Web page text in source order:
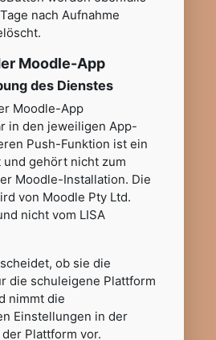
nach Aufnahme
Moodle-App
des Dienstes
Moodle-App
in den jeweiligen App-
Push-Funktion ist ein
und gehört nicht zum
Moodle-Installation. Die
von Moodle Pty Ltd.
nicht vom LISA
ob sie die
die schuleigene Plattform
nimmt die
Einstellungen in der
Plattform vor.